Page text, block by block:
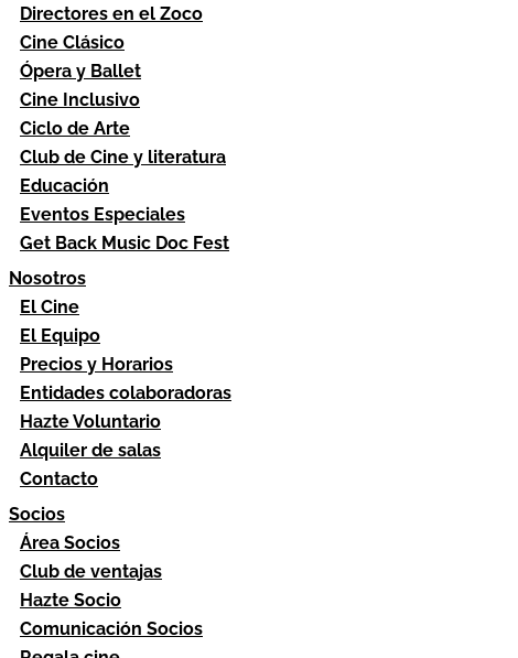
Directores en el Zoco
Cine Clásico
Ópera y Ballet
Cine Inclusivo
Ciclo de Arte
Club de Cine y literatura
Educación
Eventos Especiales
Get Back Music Doc Fest
Nosotros
El Cine
El Equipo
Precios y Horarios
Entidades colaboradoras
Hazte Voluntario
Alquiler de salas
Contacto
Socios
Área Socios
Club de ventajas
Hazte Socio
Comunicación Socios